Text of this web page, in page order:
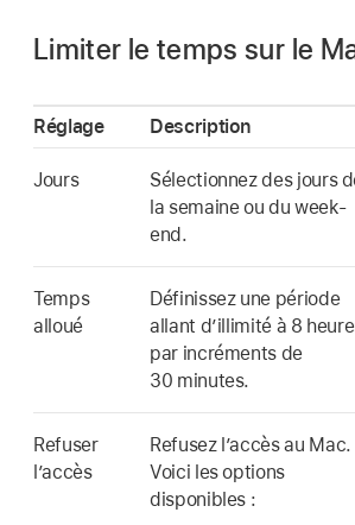
Limiter le temps sur le
Réglage Description
Jours
Sélectionnez des jours
la semaine ou du week-
end.
Temps
alloué
Définissez une période
allant d’illimité à 8
par incréments de
30 minutes.
Refuser
l’accès
Refusez l’accès au Mac.
Voici les options
disponibles :